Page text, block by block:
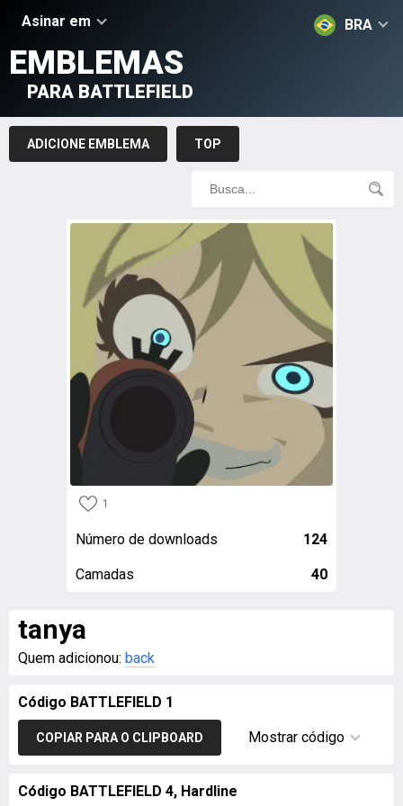
Asinar em BRA
EMBLEMAS
PARA BATTLEFIELD
ADICIONE EMBLEMA TOP
1
Número de downloads 124
Camadas 40
tanya
Quem adicionou: back
Código BATTLEFIELD 1
COPIAR PARA O CLIPBOARD Mostrar código
Código BATTLEFIELD 4, Hardline